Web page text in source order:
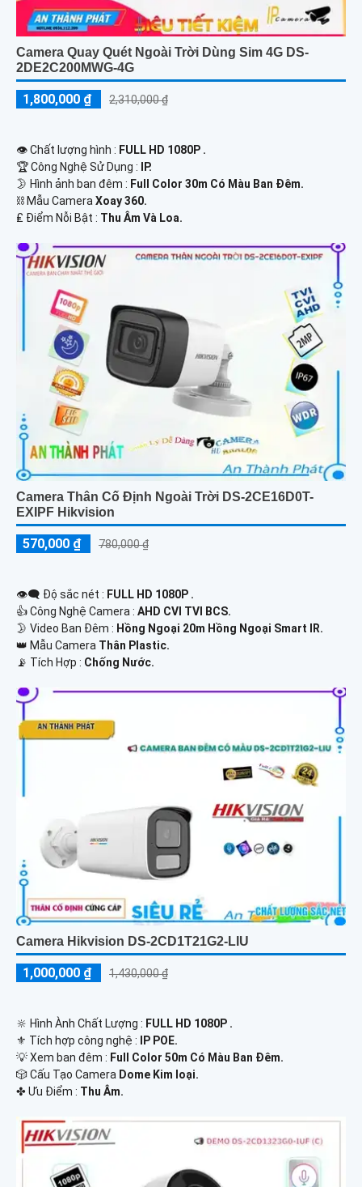
Camera Quay Quét Ngoài Trời Dùng Sim 4G DS-
2DE2C200MWG-4G
1,800,000 ₫ 2,310,000 ₫
👁 Chất lượng hình : FULL HD 1080P .
🏆 Công Nghệ Sử Dụng :
IP.
🌛 Hình ảnh ban đêm : Full Color 30m Có Màu Ban Ðêm.
⛓ Mẫu CameraXoay 360.
️₤ Điểm Nỗi Bật : Thu Âm Và Loa.
Camera Thân Cố Định Ngoài Trời DS-2CE16D0T-
EXIPF Hikvision
570,000 ₫ 780,000 ₫
👁️‍🗨 Độ sắc nét : FULL HD 1080P .
👍 Công Nghệ Camera : AHD CVI TVI BCS.
🌛 Video Ban Đêm : Hồng Ngoại 20m Hồng Ngoại Smart IR.
👑 Mẫu Camera Thân Plastic.
️📡 Tích Hợp : Chống Nước.
Camera Hikvision DS-2CD1T21G2-LIU
1,000,000 ₫ 1,430,000 ₫
🔆 Hình Ành Chất Lượng : FULL HD 1080P .
⚜️ Tích hợp công nghệ :
IP POE.
💡 Xem ban đêm : Full Color 50m Có Màu Ban Ðêm.
🎲 Cấu Tạo Camera Dome Kim loại.
️✤ Ưu Điểm : Thu Âm.